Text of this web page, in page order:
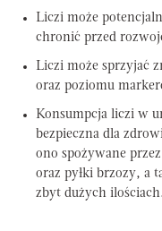
Liczi może
chronić przed
Liczi może sprzyjać
oraz poziomu
Konsumpcja liczi w
bezpieczna dla
ono spożywane
oraz pyłki brzozy, a
zbyt dużych ilościach.